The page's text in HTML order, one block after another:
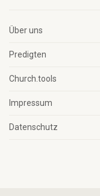
Über uns
Predigten
Church.tools
Impressum
Datenschutz